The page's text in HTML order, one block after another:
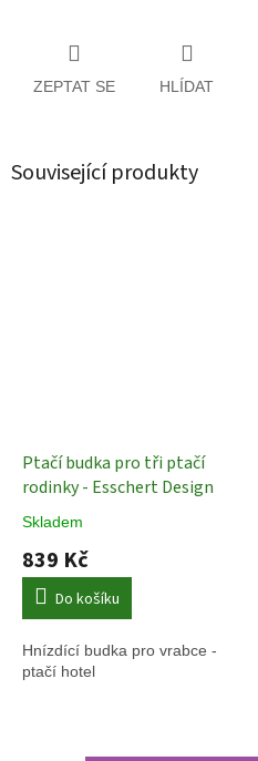
ZEPTAT SE HLÍDAT
Související produkty
Ptačí budka pro tři ptačí
rodinky - Esschert Design
Skladem
839 Kč
Do košíku
Hnízdící budka pro vrabce -
ptačí hotel